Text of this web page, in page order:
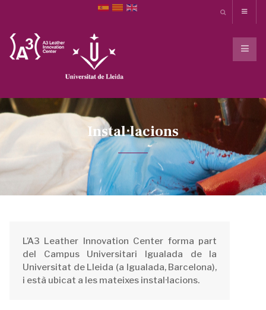
Instal·lacions
L’A3 Leather Innovation Center forma part
del Campus Universitari Igualada de la
Universitat de Lleida (a Igualada, Barcelona),
i està ubicat a les mateixes instal·lacions.